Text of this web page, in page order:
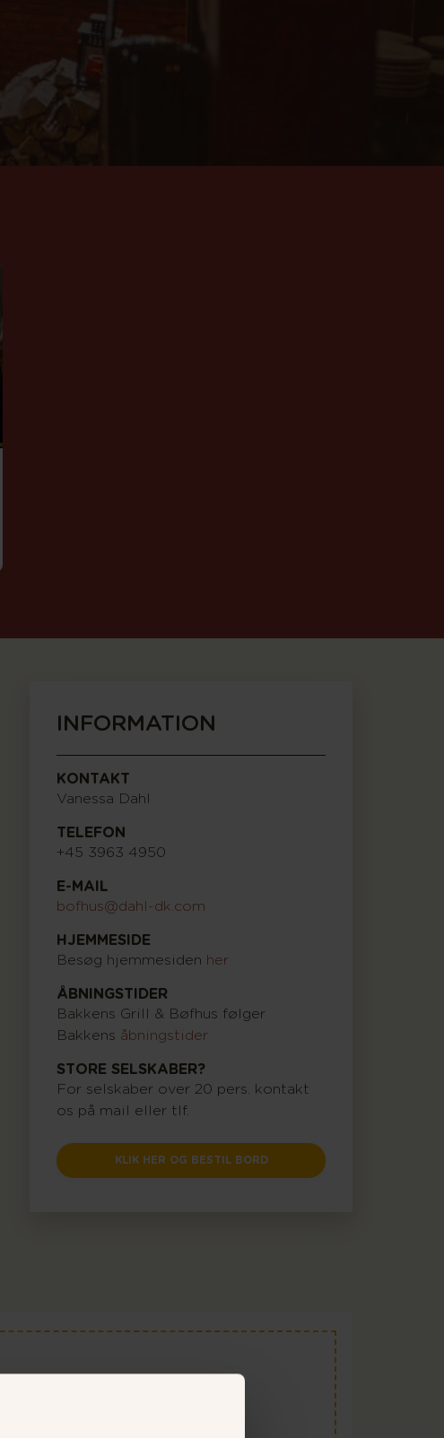
INFORMATION
KONTAKT
Vanessa Dahl
TELEFON
+45 3963 4950
E-MAIL
bofhus@dahl-dk.com
HJEMMESIDE
Besøg hjemmesiden her
ÅBNINGSTIDER
Bakkens Grill & Bøfhus følger
Bakkens åbningstider
STORE SELSKABER?
For selskaber over 20 pers. kontakt
os på mail eller tlf.
KLIK HER OG BESTIL BORD